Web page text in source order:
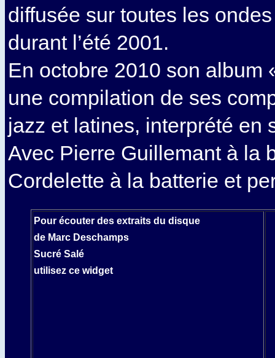
diffusée sur toutes les
durant l’été 2001.
En octobre 2010 son album
une compilation de ses
jazz et latines, interprété en
Avec Pierre Guillemant à la
Cordelette à la batterie et
Pour écouter des extraits du disque
de Marc Deschamps
Sucré Salé
utilisez ce widget